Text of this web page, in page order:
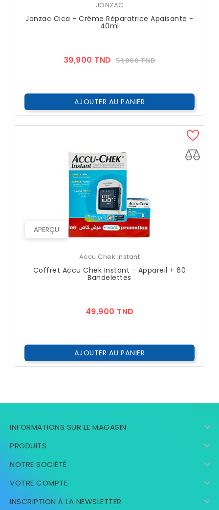
JONZAC
Jonzac Cica - Créme Réparatrice Apaisante -
40ml
39,900 TND Prix
51,000 TNDPrix
AJOUTER AU PANIER
APERÇU
Accu Chek Instant
Coffret Accu Chek Instant - Appareil + 60
Bandelettes
49,900 TND
AJOUTER AU PANIER
INFORMATIONS SUR LE MAGASIN 
PRODUITS 
NOTRE SOCIÉTÉ 
VOTRE COMPTE 
INSCRIPTION À LA NEWSLETTER 